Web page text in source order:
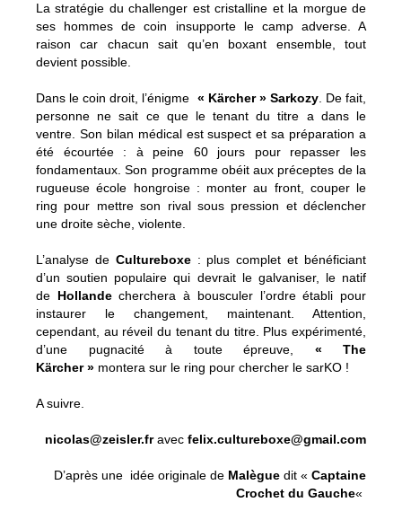
La stratégie du challenger est cristalline et la morgue de
ses hommes de coin insupporte le camp adverse. A
raison car chacun sait qu’en boxant ensemble, tout
devient possible.
Dans le coin droit, l’énigme « Kärcher » Sarkozy. De fait,
personne ne sait ce que le tenant du titre a dans le
ventre. Son bilan médical est suspect et sa préparation a
été écourtée : à peine 60 jours pour repasser les
fondamentaux. Son programme obéit aux préceptes de la
rugueuse école hongroise : monter au front, couper le
ring pour mettre son rival sous pression et déclencher
une droite sèche, violente.
L’analyse de Cultureboxe: plus complet et bénéficiant
d’un soutien populaire qui devrait le galvaniser, le natif
de Hollandecherchera à bousculer l’ordre établi pour
instaurer le changement, maintenant. Attention,
cependant, au réveil du tenant du titre. Plus expérimenté,
d’une pugnacité à toute épreuve, « The
Kärcher » montera sur le ring pour chercher le sarKO !
A suivre.
nicolas@zeisler.fravec felix.cultureboxe@gmail.com
D’après une idée originale de Malègue dit « Captaine
Crochet du Gauche«